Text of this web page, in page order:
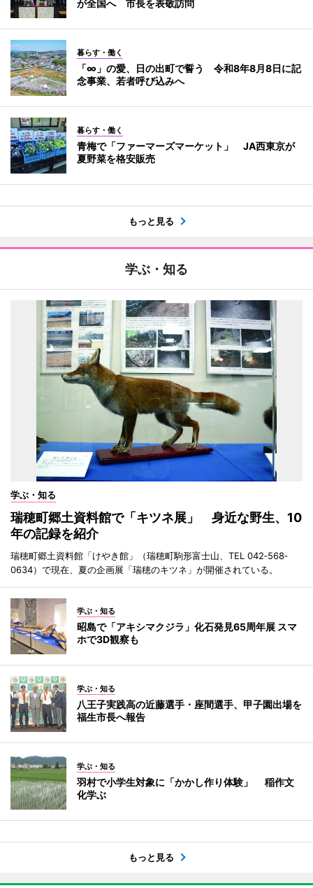
が全国へ 市長を表敬訪問
暮らす・働く
「∞」の愛、日の出町で誓う 令和8年8月8日に記
念事業、若者呼び込みへ
暮らす・働く
青梅で「ファーマーズマーケット」 JA西東京が
夏野菜を格安販売
もっと見る
学ぶ・知る
学ぶ・知る
瑞穂町郷土資料館で「キツネ展」 身近な野生、10
年の記録を紹介
瑞穂町郷土資料館「けやき館」（瑞穂町駒形富士山、TEL 042‐568‐
0634）で現在、夏の企画展「瑞穂のキツネ」が開催されている。
学ぶ・知る
昭島で「アキシマクジラ」化石発見65周年展 スマ
ホで3D観察も
学ぶ・知る
八王子実践高の近藤選手・座間選手、甲子園出場を
福生市長へ報告
学ぶ・知る
羽村で小学生対象に「かかし作り体験」 稲作文
化学ぶ
もっと見る